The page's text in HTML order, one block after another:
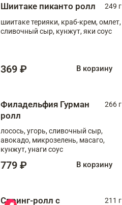
Шиитаке пиканто ролл
249 г
шиитаке терияки, краб-крем, омлет,
сливочный сыр, кунжут, яки соус
369 ₽ В корзину
Филадельфия Гурман
ролл
266 г
лосось, угорь, сливочный сыр,
авокадо, микрозелень, масаго,
кунжут, унаги соус
779 ₽ В корзину
Спринг-ролл с
211 г